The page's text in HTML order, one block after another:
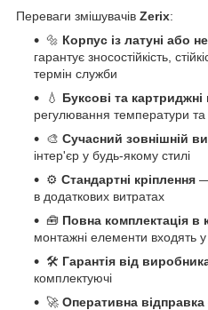
Переваги змішувачів Zerix:
🔩 Корпус із латуні або
гарантує зносостійкість,
термін служби
💧 Буксові та картриджні
регулювання температури
🎨 Сучасний зовнішній
інтер'єр у будь-якому стилі
⚙️ Стандартні кріплення
в додаткових витратах
🧰 Повна комплектація в
монтажні елементи входять
🛠️ Гарантія від
комплектуючі
🚀 Оперативна відправка